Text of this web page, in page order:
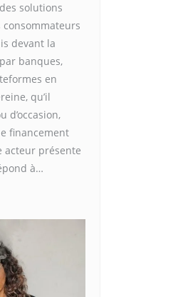
solutions
devant la
banques,
en
qu’il
d’occasion,
financement
acteur présente
à…